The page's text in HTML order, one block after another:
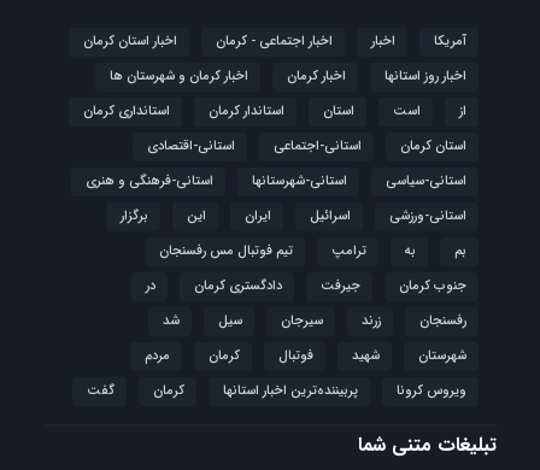
آمریکا اخبار اخبار اجتماعی - کرمان
اخبار استان کرمان
اخبار روز استانها
اخبار کرمان
اخبار کرمان و شهرستان ها
از
است استان استاندار کرمان
استانداری کرمان
استان کرمان
استانی-اجتماعی
استانی-اقتصادی
استانی-سیاسی
استانی-شهرستانها
استانی-فرهنگی و هنری
استانی-ورزشی
اسرائیل ایران این
برگزار
بم
به ترامپ
تیم فوتبال مس رفسنجان
جنوب کرمان
جیرفت دادگستری کرمان
در
رفسنجان
زرند سیرجان سیل
شد
شهرستان
شهید فوتبال كرمان
مردم
ویروس کرونا
پربیننده‌ترین اخبار استانها کرمان گفت
تبلیغات متنی شما